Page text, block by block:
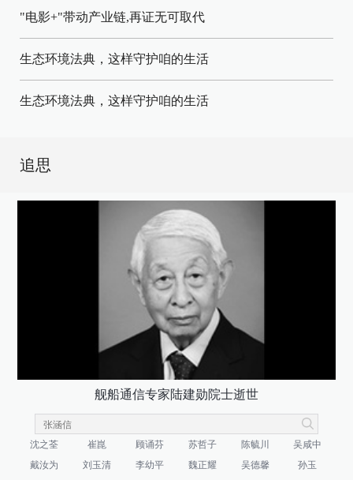
"电影+"带动产业链,再证无可取代
生态环境法典，这样守护咱的生活
生态环境法典，这样守护咱的生活
追思
舰船通信专家陆建勋院士逝世
沈之荃 崔崑 顾诵芬 苏哲子 陈毓川
吴咸中
戴汝为
刘玉清 李幼平 魏正耀 吴德馨 孙玉